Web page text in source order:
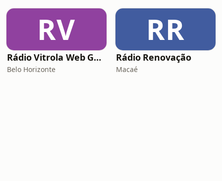
RV
Rádio Vitrola Web Gospel
Belo Horizonte
RR
Rádio Renovação
Macaé